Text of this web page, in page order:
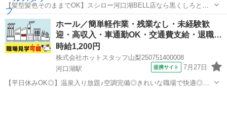
【髪型髪色そのままでOK】スシロー河口湖BELL店なら黒くしろとか
言いません！/ホールスタッフ/給与前払い制度あり 【バイトの為の黒
染めは不要】 せっかく気に入っている髪型に せっかくキレイな髪色に
したのなら そのままアルバ...
山梨 南都留郡 河口湖駅 レストラン
ホール／簡単軽作業・残業なし・未経験歓
迎・高収入・車通勤OK・交通費支給・退職…
時給1,200円
株式会社ホットスタッフ山梨250751400008
河口湖駅
提携サイト 7月27日
【平日休みOK◎】温泉入り放題♪空調完備◎きれいな職場で快適◎時